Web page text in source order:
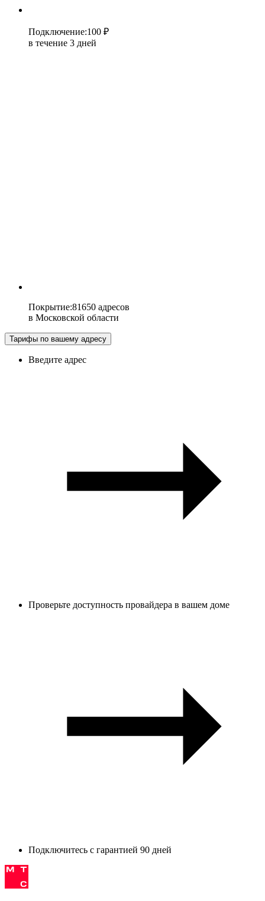
Подключение:100 ₽
в течение 3 дней
Покрытие:81650 адресов
в Московской области
Тарифы по вашему адресу
Введите адрес
Проверьте доступность провайдера в вашем доме
Подключитесь с гарантией 90 дней